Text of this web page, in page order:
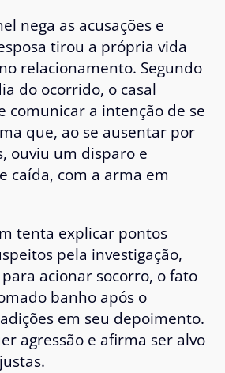
nega as acusações e
tirou a própria vida
relacionamento. Segundo
do ocorrido, o casal
comunicar a intenção de se
que, ao se ausentar por
ouviu um disparo e
caída, com a arma em
tenta explicar pontos
pela investigação,
acionar socorro, o fato
banho após o
em seu depoimento.
agressão e afirma ser alvo